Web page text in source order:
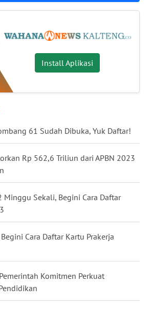
Install Aplikasi
61 Sudah Dibuka, Yuk Daftar!
Rp 562,6 Triliun dari APBN 2023
Minggu Sekali, Begini Cara Daftar
Cara Daftar Kartu Prakerja
Komitmen Perkuat